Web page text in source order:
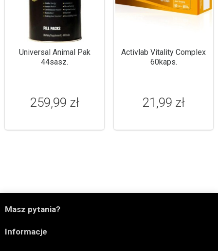
Universal Animal Pak
44sasz.
259,99 zł
Activlab Vitality Complex
60kaps.
21,99 zł
Masz pytania?
Informacje